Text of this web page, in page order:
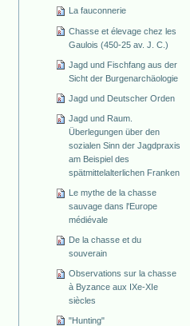
La fauconnerie
Chasse et élevage chez les
Gaulois (450-25 av. J. C.)
Jagd und Fischfang aus der
Sicht der Burgenarchäologie
Jagd und Deutscher Orden
Jagd und Raum.
Überlegungen über den
sozialen Sinn der Jagdpraxis
am Beispiel des
spätmittelalterlichen Franken
Le mythe de la chasse
sauvage dans l'Europe
médiévale
De la chasse et du
souverain
Observations sur la chasse
à Byzance aux IXe-XIe
siècles
"Hunting"